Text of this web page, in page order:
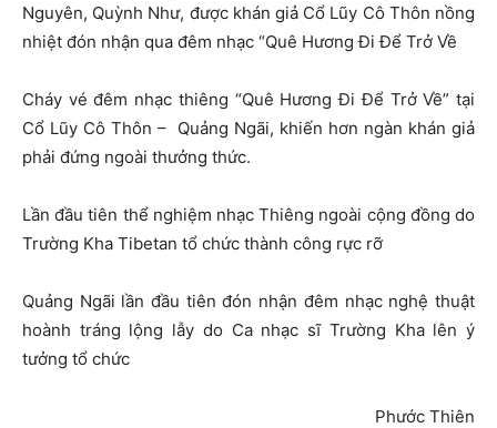
Nguyên, Quỳnh Như, được khán giả Cổ Lũy Cô Thôn nồng
nhiệt đón nhận qua đêm nhạc “Quê Hương Đi Để Trở Về
Cháy vé đêm nhạc thiêng “Quê Hương Đi Để Trở Về” tại
Cổ Lũy Cô Thôn – Quảng Ngãi, khiến hơn ngàn khán giả
phải đứng ngoài thưởng thức.
Lần đầu tiên thể nghiệm nhạc Thiêng ngoài cộng đồng do
Trường Kha Tibetan tổ chức thành công rực rỡ
Quảng Ngãi lần đầu tiên đón nhận đêm nhạc nghệ thuật
hoành tráng lộng lẫy do Ca nhạc sĩ Trường Kha lên ý
tưởng tổ chức
Phước Thiên